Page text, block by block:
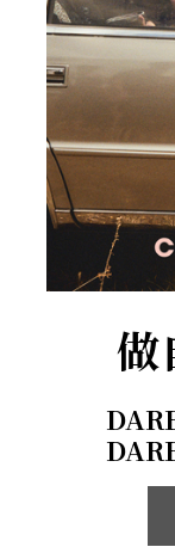
做